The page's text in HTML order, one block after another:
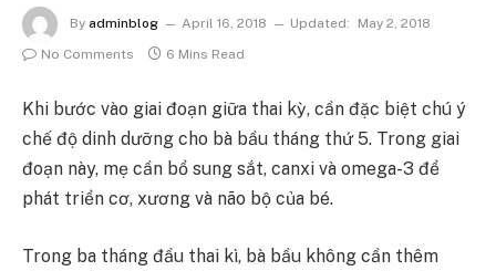
By adminblog April 16, 2018 Updated:
May 2, 2018
No Comments
6 Mins Read
Khi bước vào giai đoạn giữa thai kỳ, cần đặc biệt chú ý
chế độ dinh dưỡng cho bà bầu tháng thứ 5. Trong giai
đoạn này, mẹ cần bổ sung sắt, canxi và omega-3 để
phát triển cơ, xương và não bộ của bé.
Trong ba tháng đầu thai kì, bà bầu không cần thêm